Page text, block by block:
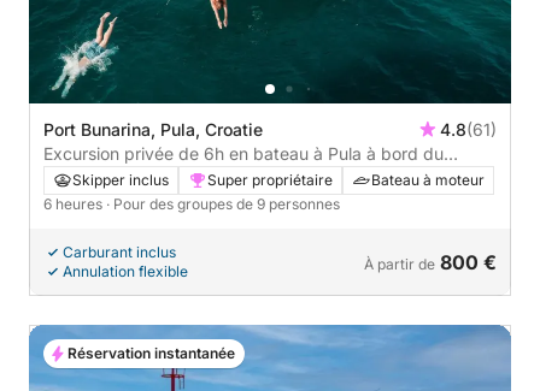
Port Bunarina, Pula, Croatie 4.8(61)
Excursion privée de 6h en bateau à Pula à bord du
bateau ORCA MARE
Skipper inclus Super propriétaire
Bateau à moteur
6 heures · Pour des groupes de 9 personnes
Carburant inclus
Annulation flexible
À partir de 800 €
Réservation instantanée